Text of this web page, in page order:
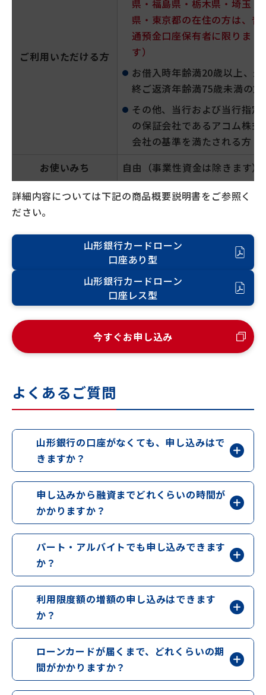
ご利用いただける方
県・福島県・栃木県・埼玉
県・東京都の在住の方は、普
通預金口座保有者に限りま
す）
お借入時年齢満20歳以上、最
終ご返済年齢満75歳未満の方
その他、当行および当行指定
の保証会社であるアコム株式
会社の基準を満たされる方
お使いみち
自由（事業性資金は除きます）
詳細内容については下記の商品概要説明書をご参照く
ださい。
山形銀行カードローン
口座あり型
山形銀行カードローン
口座レス型
今すぐお申し込み
よくあるご質問
山形銀行の口座がなくても、申し込みはで
きますか？
申し込みから融資までどれくらいの時間が
かかりますか？
パート・アルバイトでも申し込みできます
か？
利用限度額の増額の申し込みはできます
か？
ローンカードが届くまで、どれくらいの期
間がかかりますか？